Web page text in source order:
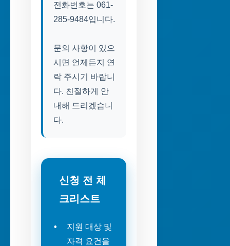
전화번호는 061-
285-9484입니다.
문의 사항이 있으
시면 언제든지 연
락 주시기 바랍니
다. 친절하게 안
내해 드리겠습니
다.
신청 전 체
크리스트
지원 대상 및
자격 요건을